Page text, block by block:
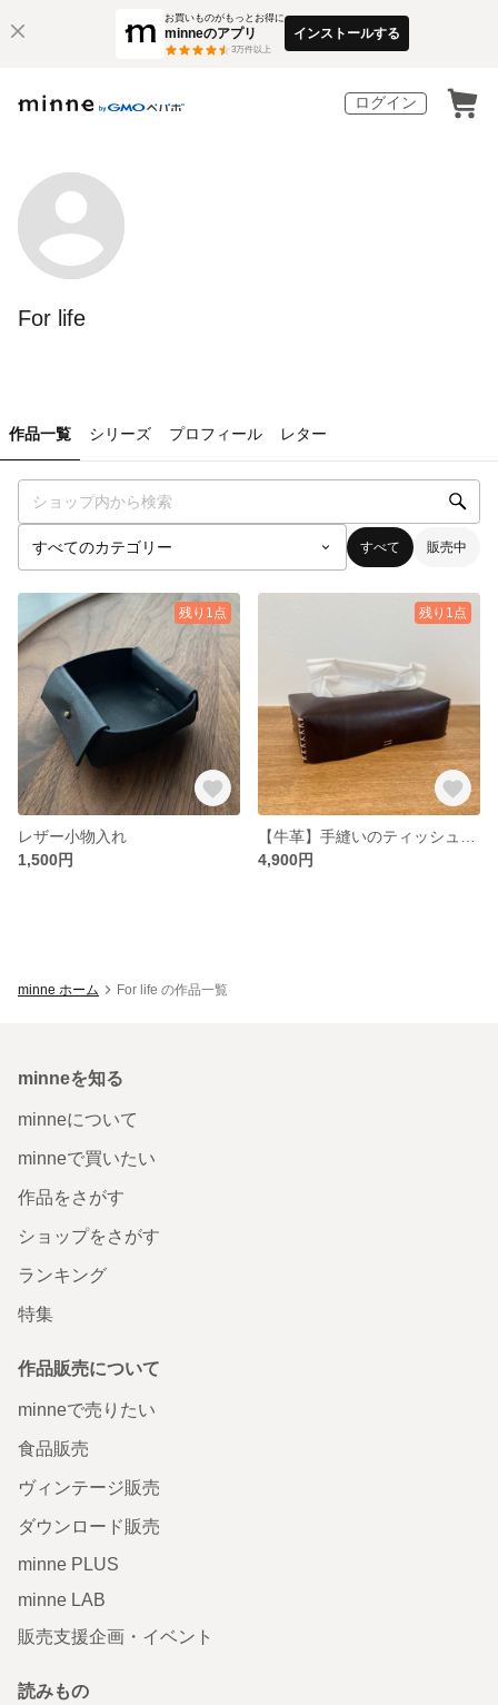
お買いものがもっとお得に
minneのアプリ
3万件以上
インストールする
ログイン
For life
作品一覧 シリーズ プロフィール レター
すべて 販売中
残り1点
レザー小物入れ
1,500円
残り1点
4,900円
minne ホーム For life の作品一覧
minneを知る
minneについて
minneで買いたい
作品をさがす
ショップをさがす
ランキング
特集
作品販売について
minneで売りたい
食品販売
ヴィンテージ販売
ダウンロード販売
minne PLUS
minne LAB
販売支援企画・イベント
読みもの